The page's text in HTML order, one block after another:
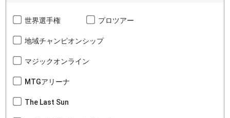
世界選手権 プロツアー
地域チャンピオンシップ
マジックオンライン
MTGアリーナ
The Last Sun